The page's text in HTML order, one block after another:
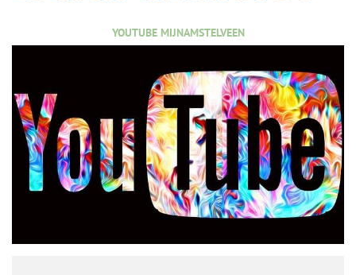
YOUTUBE MIJNAMSTELVEEN